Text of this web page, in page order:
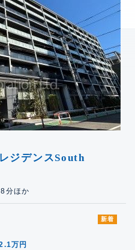
ジデンスSouth
分ほか
新着
万円